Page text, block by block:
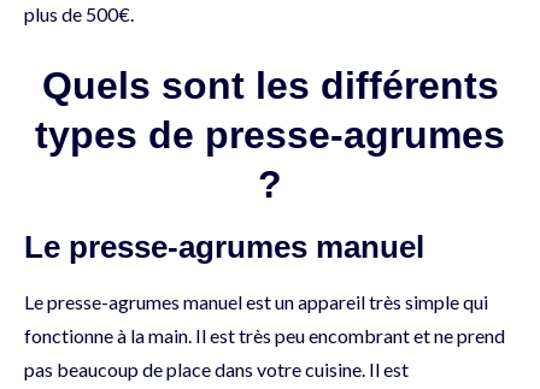
plus de 500€.
Quels sont les différents
types de presse-agrumes
?
Le presse-agrumes manuel
Le presse-agrumes manuel est un appareil très simple qui
fonctionne à la main. Il est très peu encombrant et ne prend
pas beaucoup de place dans votre cuisine. Il est